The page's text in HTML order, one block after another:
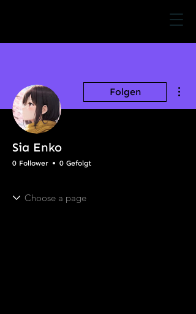
Folgen
Sia Enko
0 Follower 0 Gefolgt